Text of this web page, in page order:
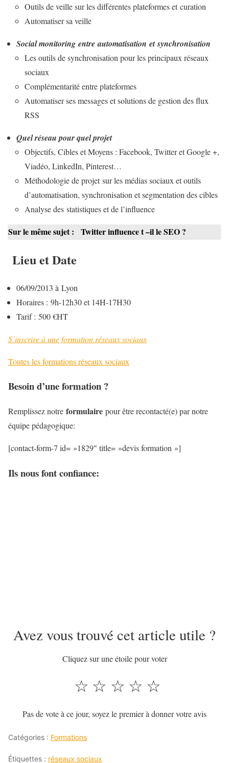
Outils de veille sur les différentes plateformes et curation
Automatiser sa veille
Social monitoring entre automatisation et synchronisation
Les outils de synchronisation pour les principaux réseaux
sociaux
Complémentarité entre plateformes
Automatiser ses messages et solutions de gestion des flux
RSS
Quel réseau pour quel projet
Objectifs, Cibles et Moyens : Facebook, Twitter et Google +,
Viadéo, LinkedIn, Pinterest…
Méthodologie de projet sur les médias sociaux et outils
d’automatisation, synchronisation et segmentation des cibles
Analyse des statistiques et de l’influence
Sur le même sujet : Twitter influence t –il le SEO ?
Lieu et Date
06/09/2013 à Lyon
Horaires : 9h-12h30 et 14H-17H30
Tarif : 500 €HT
S’inscrire à une formation réseaux sociaux
Toutes les formations réseaux sociaux
Besoin d’une formation ?
Remplissez notre formulaire pour être recontacté(e) par notre
équipe pédagogique:
[contact-form-7 id= »1829″ title= »devis formation »]
Ils nous font confiance:
Avez vous trouvé cet article utile ?
Cliquez sur une étoile pour voter
☆
☆
☆
☆
☆
Pas de vote à ce jour, soyez le premier à donner votre avis
Catégories : Formations
Étiquettes : réseaux sociaux